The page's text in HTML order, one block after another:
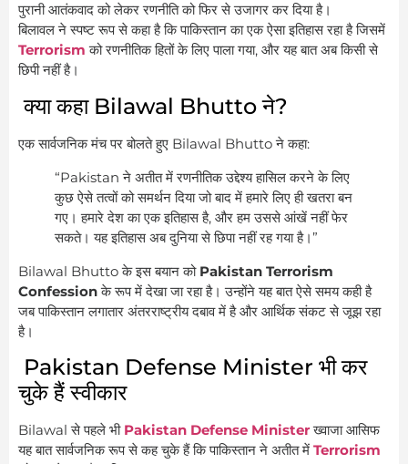
पुरानी आतंकवाद को लेकर रणनीति को फिर से उजागर कर दिया है।
बिलावल ने स्पष्ट रूप से कहा है कि पाकिस्तान का एक ऐसा इतिहास रहा है जिसमें
Terrorism को रणनीतिक हितों के लिए पाला गया, और यह बात अब किसी से
छिपी नहीं है।
क्या कहा Bilawal Bhutto ने?
एक सार्वजनिक मंच पर बोलते हुए Bilawal Bhutto ने कहा:
“Pakistan ने अतीत में रणनीतिक उद्देश्य हासिल करने के लिए
कुछ ऐसे तत्वों को समर्थन दिया जो बाद में हमारे लिए ही खतरा बन
गए। हमारे देश का एक इतिहास है, और हम उससे आंखें नहीं फेर
सकते। यह इतिहास अब दुनिया से छिपा नहीं रह गया है।”
Bilawal Bhutto के इस बयान को Pakistan Terrorism
Confessionके रूप में देखा जा रहा है। उन्होंने यह बात ऐसे समय कही है
जब पाकिस्तान लगातार अंतरराष्ट्रीय दबाव में है और आर्थिक संकट से जूझ रहा
है।
Pakistan Defense Minister भी कर
चुके हैं स्वीकार
Bilawal से पहले भी Pakistan Defense Ministerख्वाजा आसिफ
यह बात सार्वजनिक रूप से कह चुके हैं कि पाकिस्तान ने अतीत में Terrorism